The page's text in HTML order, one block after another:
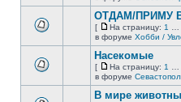
непрочитанных
сообщений.
этой
непрочитанных
сообщений.
страницу
этой
непрочитанных
сообщений.
ОТДАМ/ПРИМУ
[
На
страницу
На страницу: 1
в форуме Хобби /
этой
Насекомые
[
На
страницу
На страницу: 1
в форуме
В мире